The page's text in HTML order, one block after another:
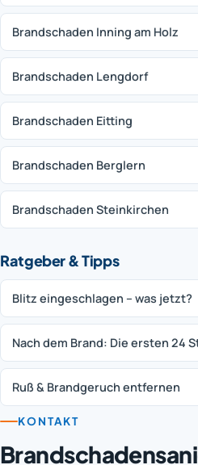
Brandschaden Inning am Holz
Brandschaden Lengdorf
Brandschaden Eitting
Brandschaden Berglern
Brandschaden Steinkirchen
Ratgeber & Tipps
Blitz eingeschlagen – was jetzt?
Nach dem Brand: Die ersten 24
Ruß & Brandgeruch entfernen
KONTAKT